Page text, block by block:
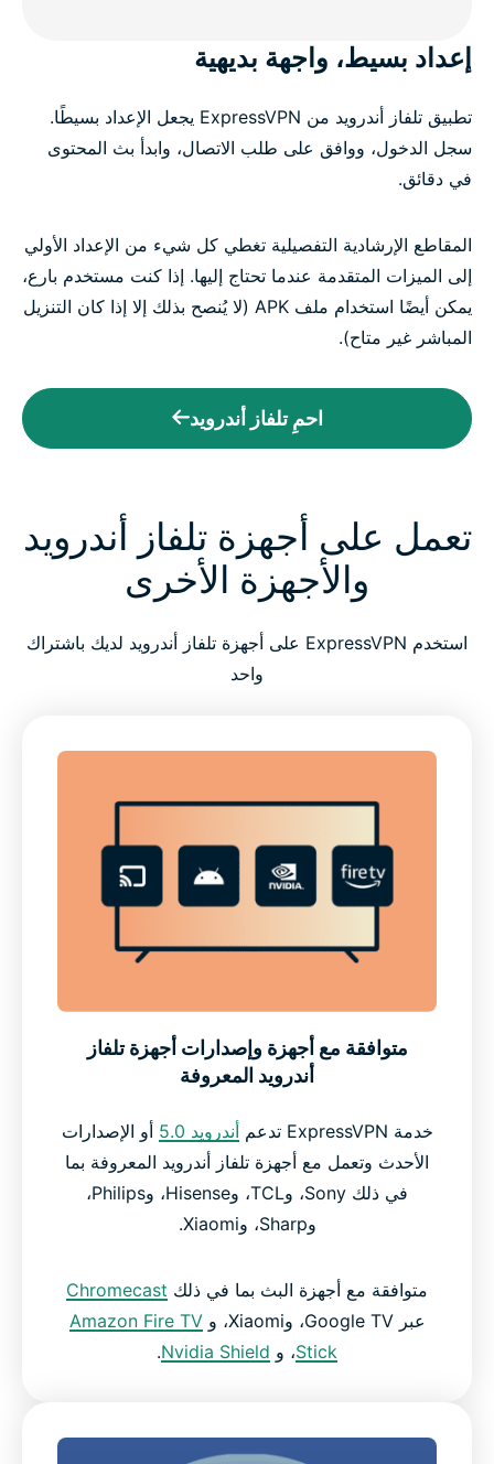
إعداد بسيط، واجهة بديهية
تطبيق تلفاز أندرويد من ExpressVPN يجعل الإعداد بسيطًا.
سجل الدخول، ووافق على طلب الاتصال، وابدأ بث المحتوى
في دقائق.
المقاطع الإرشادية التفصيلية تغطي كل شيء من الإعداد الأولي
إلى الميزات المتقدمة عندما تحتاج إليها. إذا كنت مستخدم بارع،
يمكن أيضًا استخدام ملف APK (لا يُنصح بذلك إلا إذا كان التنزيل
المباشر غير متاح).
احمِ تلفاز أندرويد
تعمل على أجهزة تلفاز أندرويد
والأجهزة الأخرى
استخدم ExpressVPN على أجهزة تلفاز أندرويد لديك باشتراك
واحد
متوافقة مع أجهزة وإصدارات أجهزة تلفاز
أندرويد المعروفة
خدمة ExpressVPN تدعم أندرويد 5.0
أو الإصدارات
الأحدث وتعمل مع أجهزة تلفاز أندرويد المعروفة بما
في ذلك Sony، وTCL، وHisense، وPhilips،
وSharp، وXiaomi.
متوافقة مع أجهزة البث بما في ذلك Chromecast
عبر Google TV، وXiaomi، و
Amazon Fire TV
Stick، و Nvidia Shield
.